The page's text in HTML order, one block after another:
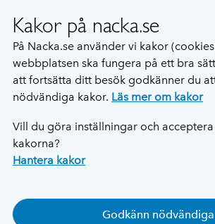
Kakor på nacka.se
På Nacka.se använder vi kakor
webbplatsen ska fungera på ett bra
att fortsätta ditt besök godkänner du
nödvändiga kakor. Läs mer om kakor
Vill du göra inställningar och
kakorna?
Hantera kakor
Godkänn nödvändiga